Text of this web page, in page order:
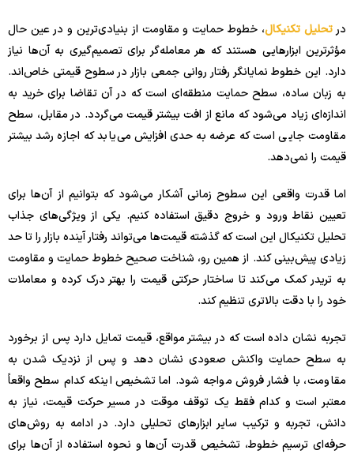
در تحلیل تکنیکال، خطوط حمایت و مقاومت از بنیادی‌ترین و در عین حال
مؤثرترین ابزارهایی هستند که هر معامله‌گر برای تصمیم‌گیری به آن‌ها نیاز
دارد. این خطوط نمایانگر رفتار روانی جمعی بازار در سطوح قیمتی خاص‌اند.
به زبان ساده، سطح حمایت منطقه‌ای است که در آن تقاضا برای خرید به
اندازه‌ای زیاد می‌شود که مانع از افت بیشتر قیمت می‌گردد. در مقابل، سطح
مقاومت جایی است که عرضه به حدی افزایش می‌یابد که اجازه رشد بیشتر
قیمت را نمی‌دهد.
اما قدرت واقعی این سطوح زمانی آشکار می‌شود که بتوانیم از آن‌ها برای
تعیین نقاط ورود و خروج دقیق استفاده کنیم. یکی از ویژگی‌های جذاب
تحلیل تکنیکال این است که گذشته قیمت‌ها می‌تواند رفتار آینده بازار را تا حد
زیادی پیش‌بینی کند. از همین رو، شناخت صحیح خطوط حمایت و مقاومت
به تریدر کمک می‌کند تا ساختار حرکتی قیمت را بهتر درک کرده و معاملات
خود را با دقت بالاتری تنظیم کند.
تجربه نشان داده است که در بیشتر مواقع، قیمت تمایل دارد پس از برخورد
به سطح حمایت واکنش صعودی نشان دهد و پس از نزدیک شدن به
مقاومت، با فشار فروش مواجه شود. اما تشخیص اینکه کدام سطح واقعاً
معتبر است و کدام فقط یک توقف موقت در مسیر حرکت قیمت، نیاز به
دانش، تجربه و ترکیب سایر ابزارهای تحلیلی دارد. در ادامه به روش‌های
حرفه‌ای ترسیم خطوط، تشخیص قدرت آن‌ها و نحوه استفاده از آن‌ها برای